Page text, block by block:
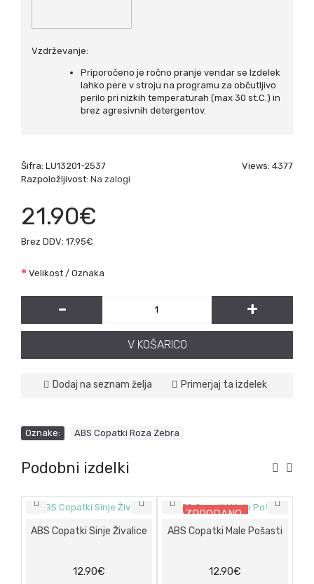
Vzdrževanje:
Priporočeno je ročno pranje vendar se Izdelek
lahko pere v stroju na programu za občutljivo
perilo pri nizkih temperaturah (max 30 st.C.) in
brez agresivnih detergentov.
Views: 4377
Šifra: LU13201-2537
Razpoložljivost: Na zalogi
21.90€
Brez DDV: 17.95€
Velikost / Oznaka
- +
V KOŠARICO
Dodaj na seznam želja Primerjaj ta izdelek
Oznake: ABS Copatki Roza Zebra
Podobni izdelki
ABS Copatki Sinje Živalice
12.90€
RAZPRODANO
ABS Copatki Male Pošasti
12.90€